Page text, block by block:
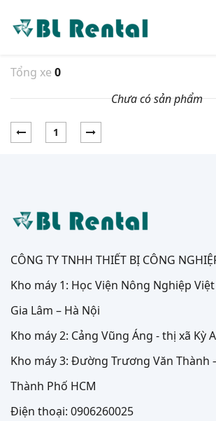
Tổng xe 0
Chưa có sản phẩm
1
CÔNG TY TNHH THIẾT BỊ CÔNG
Kho máy 1: Học Viện Nông Nghiệp
Gia Lâm – Hà Nội
Kho máy 2: Cảng Vũng Áng - thị xã Kỳ
Kho máy 3: Đường Trương Văn Thành
Thành Phố HCM
Điện thoại: 0906260025